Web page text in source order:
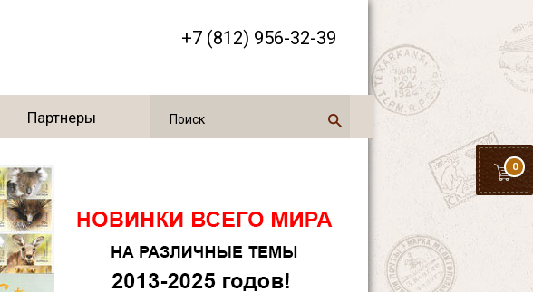
+7 (812) 956-32-39
0
Партнеры